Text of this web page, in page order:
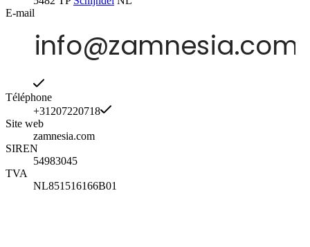
E-mail
Téléphone
+31207220718
Site web
zamnesia.com
SIREN
54983045
TVA
NL851516166B01